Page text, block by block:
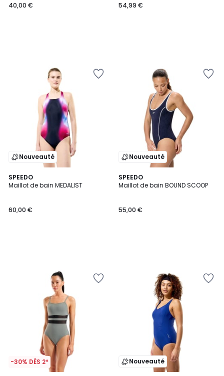
40,00 €
54,99 €
Nouveauté
SPEEDO
Maillot de bain MEDALIST
60,00 €
Nouveauté
SPEEDO
Maillot de bain BOUND SCOOP
55,00 €
-30% DÈS 2* Nouveauté